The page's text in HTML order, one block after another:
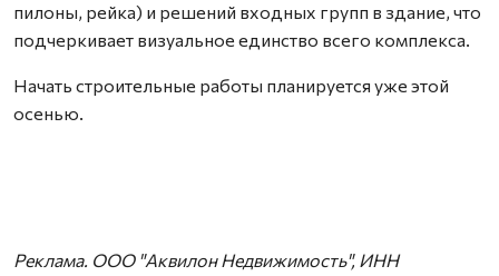
пилоны, рейка) и решений входных групп в здание, что
подчеркивает визуальное единство всего комплекса.
Начать строительные работы планируется уже этой
осенью.
Реклама. ООО "Аквилон Недвижимость", ИНН